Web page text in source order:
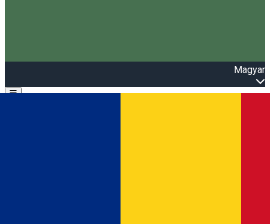
Magyar
Open main menu